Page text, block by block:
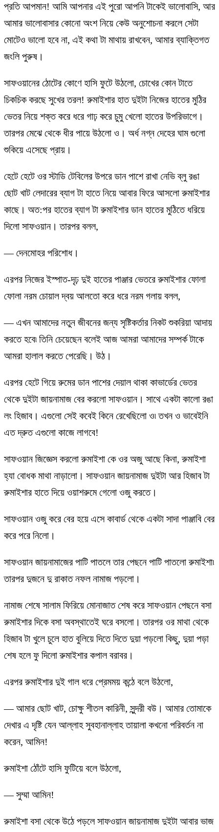
প্রতি আপমান! আমি আপনার এই পুরো আপনি টাকেই ভালোবাসি, আর
আমার ভালোবাসার কোনো অংশ নিয়ে কেউ অনুশোচনা করলে সেটা
মোটেও ভালো হবে না, এই কথা টা মাথায় রাখবেন, আমার ব্যাক্তিগত
জংলি পুরুষ।
সাফওয়ানের ঠোটের কোণে হাসি ফুটে উঠলো, চোখের কোন টাতে
চিকচিক করছে সুখের তরল! রুমাইশার হাত দুইটা নিজের হাতের মুঠির
ভেতর নিয়ে শক্ত করে ধরে গাঢ় করে চুমু খেলো হাতের উপরিভাগে।
তারপর মেঝে থেকে ধীর পায়ে উঠলো ও। অর্ধ নগ্ন দেহের ঘাম গুলো
শুকিয়ে এসেছে প্রায়।
হেটে হেটে ওর স্টাডি টেবিলের উপরে ডান পাশে রাখা নেভি ব্লু রঙা
ছোট খাট লেদারের ব্যাগ টা হাতে নিয়ে আবার ফিরে আসলো রুমাইশার
কাছে। অত:পর হাতের ব্যাগ টা রুমাইশার ডান হাতের মুঠিতে ধরিয়ে
দিলো সাফওয়ান। তারপর বলল,
— দেনমোহর পরিশোধ।
এরপর নিজের ইস্পাত-দৃঢ় দুই হাতের পাঞ্জার ভেতরে রুমাইশার ফোলা
ফোলা নরম চোয়াল দ্বয় আলতো করে ধরে নরম গলায় বলল,
— এখন আমাদের নতুন জীবনের জন্য সৃষ্টিকর্তার নিকট শুকরিয়া আদায়
করতে হবে৷ তিনি চেয়েছেন বলেই আজ আমরা আমাদের সম্পর্ক টাকে
আমরা হালাল করতে পেরেছি। উঠ।
এরপর হেটে গিয়ে রুমের ডান পাশের দেয়াল থাকা কাভার্ডের ভেতর
থেকে দুইটা জায়নামাজ বের করলো সাফওয়ান। সাথে একটা কালো রঙা
লং হিজাব। এগুলো সেই কবেই কিনে রেখেছিলো ও৷ তখন ও ভাবেইনি
এত দ্রুত এগুলো কাজে লাগবে!
সাফওয়ান জিজ্ঞেস করলো রুমাইশা কে ওর অজু আছে কিনা, রুমাইশা
হ্যা বোধক মাথা নাড়ালো। সাফওয়ান জায়নামাজ দুইটা আর হিজাব টা
রুমাইশার হাতে দিয়ে ওয়াশরুমে গেলো ওজু করতে।
সাফওয়ান ওজু করে বের হয়ে এসে কাবার্ড থেকে একটা সাদা পাঞ্জাবি বের
করে পরে নিলো।
সাফওয়ান জায়নামাজের পাটি পাতলে তার পেছনে পাটি পাতলো রুমাইশা৷
তারপর দুজনে দু রাকাত নফল নামাজ পড়লো।
নামাজ শেষে সালাম ফিরিয়ে মোনাজাত শেষ করে সাফওয়ান পেছনে বসা
রুমাইশার দিকে বসা অবস্থাতেই ঘরে বসলো। তারপর ওর মাথা থেকে
হিজাব টা খুলে চুলে হাত বুলিয়ে দিতে দিতে দুয়া পড়লো কিছু, দুয়া পড়া
শেষ হলে ফু দিলো রুমাইশার কপাল বরাবর।
এরপর রুমাইশার দুই গাল ধরে প্রেমময় কন্ঠে বলে উঠলো,
— আমার ছোট খাট, চোক্ষু শীতল কারিনী, সুন্দরী বউ। আমার তোমাকে
দেখার এ দৃষ্টি যেন আল্লাহ সুবহানাল্লাহ তায়ালা কখনো পরিবর্তন না
করেন, আমিন!
রুমাইশা ঠোঁটে হাসি ফুটিয়ে বলে উঠলো,
— সুম্মা আমিন!
রুমাইশা বসা থেকে উঠে পড়লে সাফওয়ান জায়নামাজ দুইটা আবার ভাজ